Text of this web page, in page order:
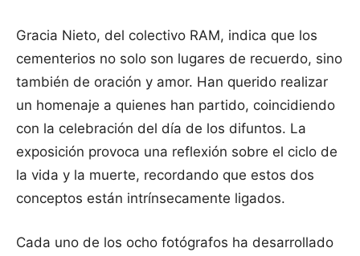
Gracia Nieto, del colectivo RAM, indica que los
cementerios no solo son lugares de recuerdo, sino
también de oración y amor. Han querido realizar
un homenaje a quienes han partido, coincidiendo
con la celebración del día de los difuntos. La
exposición provoca una reflexión sobre el ciclo de
la vida y la muerte, recordando que estos dos
conceptos están intrínsecamente ligados.
Cada uno de los ocho fotógrafos ha desarrollado